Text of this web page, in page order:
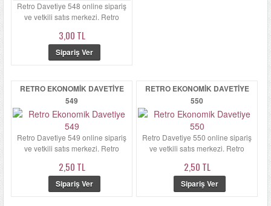
Retro Davetiye 548 online sipariş
ve yetkili satış merkezi. Retro
3,00 TL
RETRO EKONOMIK DAVETIYE
549
Retro Davetiye 549 online sipariş
ve yetkili satış merkezi. Retro
2,50 TL
RETRO EKONOMIK DAVETIYE
550
Retro Davetiye 550 online sipariş
ve yetkili satış merkezi. Retro
2,50 TL